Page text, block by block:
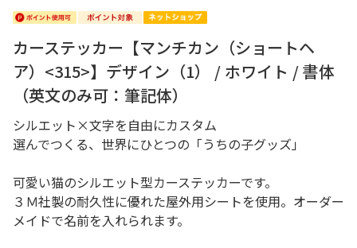
カーステッカー【マンチカン（ショートヘ
ア）<315>】デザイン（1） / ホワイト / 書体
（英文のみ可：筆記体）
シルエット×文字を自由にカスタム
選んでつくる、世界にひとつの「うちの子グッズ」
可愛い猫のシルエット型カーステッカーです。
３Ｍ社製の耐久性に優れた屋外用シートを使用。オーダー
メイドで名前を入れられます。